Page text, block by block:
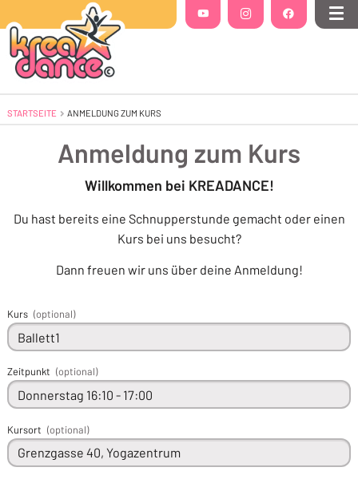
YouTube(Öffnet in einem neuen Tab oder
Instagram(Öffnet in einem neuen
Facebook(Öffnet in
STARTSEITE AKTUELL: ANMELDUNG ZUM KURS
ANMELDUNG ZUM KURS
Anmeldung zum Kurs
Willkommen bei KREADANCE!
Du hast bereits eine Schnupperstunde gemacht oder einen
Kurs bei uns besucht?
Dann freuen wir uns über deine Anmeldung!
Kurs (optional)
Zeitpunkt (optional)
Kursort (optional)